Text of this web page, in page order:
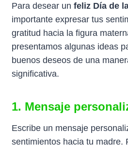
Para desear un feliz Día de
importante expresar tus
gratitud hacia la figura
presentamos algunas ideas
buenos deseos de una
significativa.
1. Mensaje
Escribe un mensaje
sentimientos hacia tu madre.